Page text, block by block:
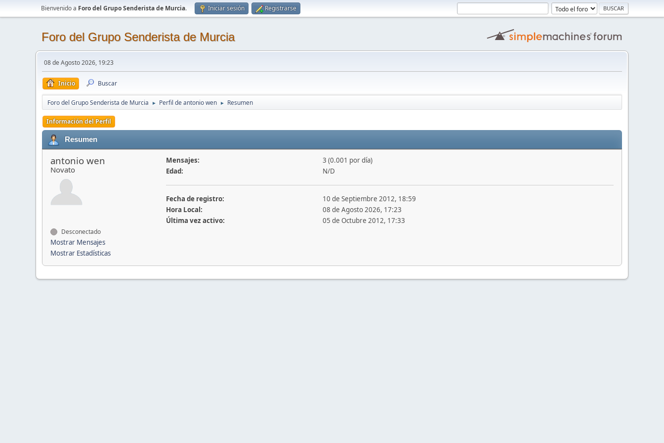
Bienvenido a Foro del Grupo Senderista de Murcia. Iniciar sesión Registrarse
Foro del Grupo Senderista de Murcia
08 de Agosto 2026, 19:23
Inicio Buscar
Foro del Grupo Senderista de Murcia ► Perfil de antonio wen ► Resumen
Información del Perfil
Resumen
antonio wen
Novato
Desconectado
Mostrar Mensajes
Mostrar Estadísticas
Mensajes:
3 (0.001 por día)
Edad:
N/D
Fecha de registro:
10 de Septiembre 2012, 18:59
Hora Local:
08 de Agosto 2026, 17:23
Última vez activo:
05 de Octubre 2012, 17:33